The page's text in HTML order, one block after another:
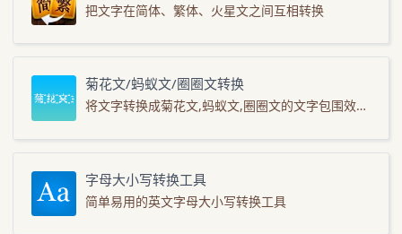
把文字在简体、繁体、火星文之间互相转换
菊花文/蚂蚁文/圈圈文转换
将文字转换成菊花文,蚂蚁文,圈圈文的文字包围效果。
字母大小写转换工具
简单易用的英文字母大小写转换工具